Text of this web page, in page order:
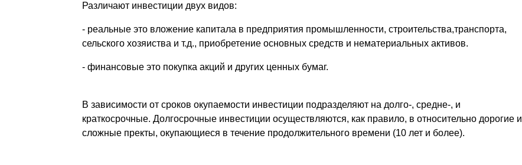
Различают инвестиции двух видов:
- реальные это вложение капитала в предприятия промышленности, строительства,транспорта,
сельского хозяиства и т.д., приобретение основных средств и нематериальных активов.
- финансовые это покупка акций и других ценных бумаг.
В зависимости от сроков окупаемости инвестиции подразделяют на долго-, средне-, и
краткосрочные. Долгосрочные инвестиции осуществляются, как правило, в относительно дорогие и
сложные пректы, окупающиеся в течение продолжительного времени (10 лет и более).